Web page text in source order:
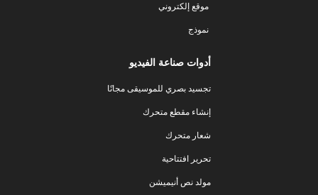
موقع إلكتروني
نموذج
أدوات صناعة الفيديو
تجسيد بصري للموسيقى مجانًا
إنشاء مقطع متحرك
شعار متحرك
تحرير افتتاحية
مولد نص أنيميشن